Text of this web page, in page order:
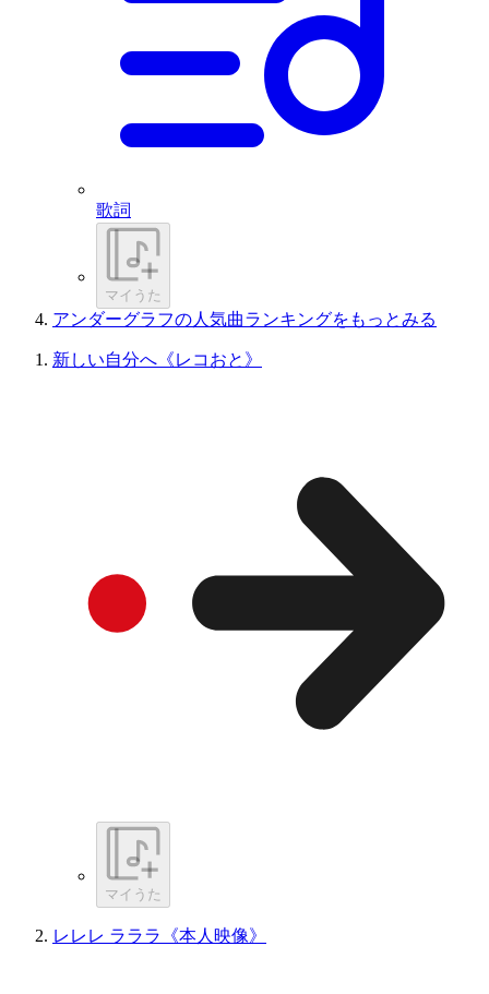
歌詞
マイうた
アンダーグラフの人気曲ランキングをもっとみる
新しい自分へ《レコおと》
マイうた
レレレ ラララ《本人映像》